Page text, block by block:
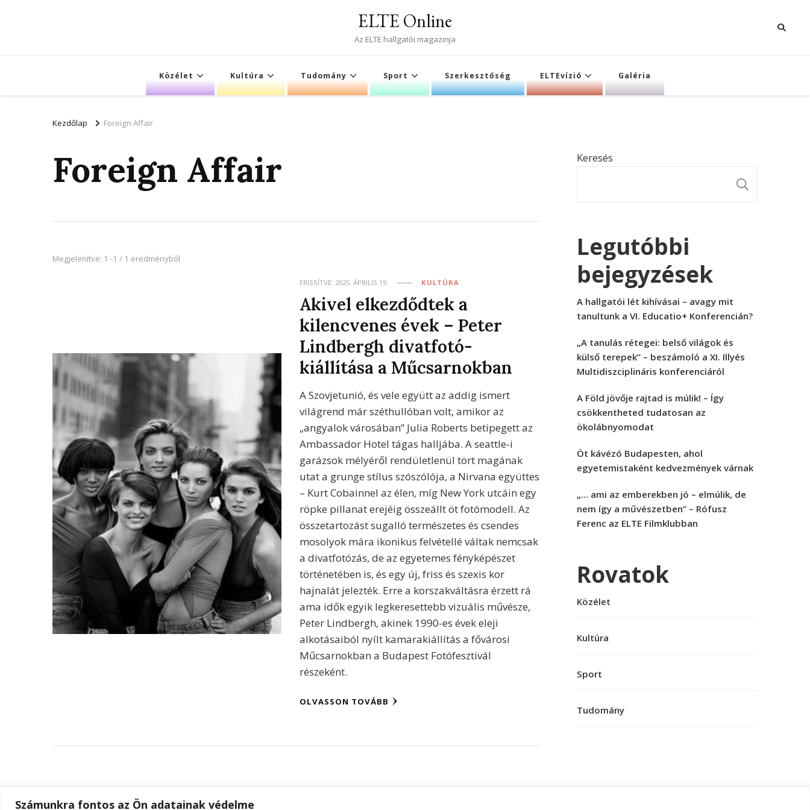
Számunkra fontos az Ön adatainak védelme
ELTE Online
Az ELTE hallgatói magazinja
Közélet Kultúra Tudomány Sport Szerkesztőség ELTEvízió Galéria
Kezdőlap Foreign Affair
Foreign Affair
Megjelenítve: 1 -1 / 1 eredményből
FRISSÍTVE: 2025. ÁPRILIS 19. KULTÚRA
Akivel elkezdődtek a
kilencvenes évek – Peter
Lindbergh divatfotó-
kiállítása a Műcsarnokban
A Szovjetunió, és vele együtt az addig ismert
világrend már széthullóban volt, amikor az
„angyalok városában” Julia Roberts betipegett az
Ambassador Hotel tágas halljába. A seattle-i
garázsok mélyéről rendületlenül tört magának
utat a grunge stílus szószólója, a Nirvana együttes
– Kurt Cobainnel az élen, míg New York utcáin egy
röpke pillanat erejéig összeállt öt fotómodell. Az
összetartozást sugalló természetes és csendes
mosolyok mára ikonikus felvétellé váltak nemcsak
a divatfotózás, de az egyetemes fényképészet
történetében is, és egy új, friss és szexis kor
hajnalát jelezték. Erre a korszakváltásra érzett rá
ama idők egyik legkeresettebb vizuális művésze,
Peter Lindbergh, akinek 1990-es évek eleji
alkotásaiból nyílt kamarakiállítás a fővárosi
Műcsarnokban a Budapest Fotófesztivál
részeként.
OLVASSON TOVÁBB
Keresés
Legutóbbi
bejegyzések
A hallgatói lét kihívásai – avagy mit
tanultunk a VI. Educatio+ Konferencián?
„A tanulás rétegei: belső világok és
külső terepek” – beszámoló a XI. Illyés
Multidiszciplináris konferenciáról
A Föld jövője rajtad is múlik! – Így
csökkentheted tudatosan az
ökolábnyomodat
Öt kávézó Budapesten, ahol
egyetemistaként kedvezmények várnak
„… ami az emberekben jó – elmúlik, de
nem így a művészetben” – Rófusz
Ferenc az ELTE Filmklubban
Rovatok
Közélet
Kultúra
Sport
Tudomány